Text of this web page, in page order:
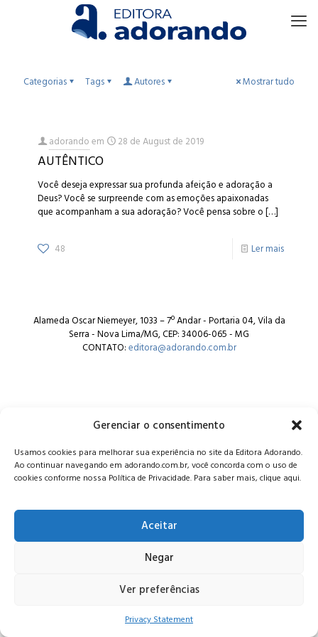
Gerenciar o consentimento
Usamos cookies para melhorar sua experiência no site da Editora Adorando.
Ao continuar navegando em adorando.com.br, você concorda com o uso de
cookies conforme nossa Política de Privacidade. Para saber mais, clique aqui.
Aceitar
Negar
Ver preferências
Privacy Statement
Categorias Tags Autores Mostrar tudo
adorandoem 28 de August de 2019
AUTÊNTICO
Você deseja expressar sua profunda afeição e adoração a
Deus? Você se surpreende com as emoções apaixonadas
que acompanham a sua adoração? Você pensa sobre o[…]
48 Ler mais
Alameda Oscar Niemeyer, 1033 – 7º Andar - Portaria 04, Vila da
Serra - Nova Lima/MG, CEP: 34006-065 - MG
CONTATO:editora@adorando.com.br
© Editora Adorando 2026. Todos os direitos reservados.
Consulte nossapolítica de privacidade.